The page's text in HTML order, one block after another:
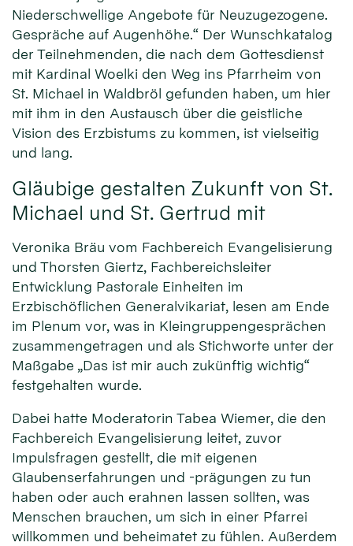
Niederschwellige Angebote für Neuzugezogene.
Gespräche auf Augenhöhe.“ Der Wunschkatalog
der Teilnehmenden, die nach dem Gottesdienst
mit Kardinal Woelki den Weg ins Pfarrheim von
St. Michael in Waldbröl gefunden haben, um hier
mit ihm in den Austausch über die geistliche
Vision des Erzbistums zu kommen, ist vielseitig
und lang.
Gläubige gestalten Zukunft von St.
Michael und St. Gertrud mit
Veronika Bräu vom Fachbereich Evangelisierung
und Thorsten Giertz, Fachbereichsleiter
Entwicklung Pastorale Einheiten im
Erzbischöflichen Generalvikariat, lesen am Ende
im Plenum vor, was in Kleingruppengesprächen
zusammengetragen und als Stichworte unter der
Maßgabe „Das ist mir auch zukünftig wichtig“
festgehalten wurde.
Dabei hatte Moderatorin Tabea Wiemer, die den
Fachbereich Evangelisierung leitet, zuvor
Impulsfragen gestellt, die mit eigenen
Glaubenserfahrungen und -prägungen zu tun
haben oder auch erahnen lassen sollten, was
Menschen brauchen, um sich in einer Pfarrei
willkommen und beheimatet zu fühlen. Außerdem